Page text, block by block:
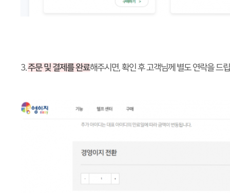
3.주문 및 결제를 완료해주시면, 확인 후 고객님께 별도 연락을 드